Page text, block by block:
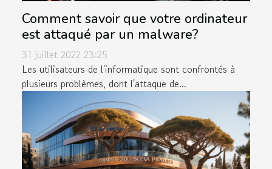
Comment savoir que votre ordinateur
est attaqué par un malware?
31 juillet 2022 23:25
Les utilisateurs de l'informatique sont confrontés à
plusieurs problèmes, dont l'attaque de...